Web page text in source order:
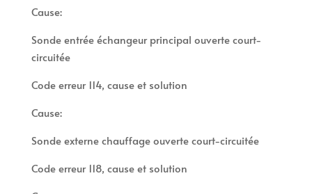
Cause:
Sonde entrée échangeur principal ouverte court-
circuitée
Code erreur 114, cause et solution
Cause:
Sonde externe chauffage ouverte court-circuitée
Code erreur 118, cause et solution